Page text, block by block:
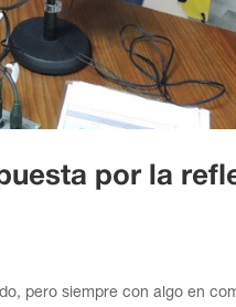
por la
pero siempre con algo en